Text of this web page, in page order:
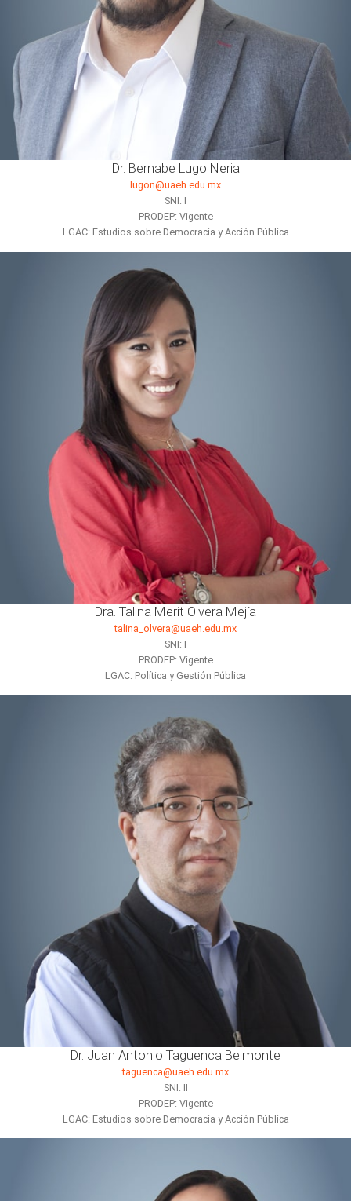
Dr. Bernabe Lugo Neria
lugon@uaeh.edu.mx
SNI: I
PRODEP: Vigente
LGAC: Estudios sobre Democracia y Acción Pública
Dra. Talina Merit Olvera Mejía
talina_olvera@uaeh.edu.mx
SNI: I
PRODEP: Vigente
LGAC: Política y Gestión Pública
Dr. Juan Antonio Taguenca Belmonte
taguenca@uaeh.edu.mx
SNI: II
PRODEP: Vigente
LGAC: Estudios sobre Democracia y Acción Pública